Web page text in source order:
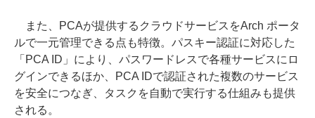
また、PCAが提供するクラウドサービスをArch ポータ
ルで一元管理できる点も特徴。パスキー認証に対応した
「PCA ID」により、パスワードレスで各種サービスにロ
グインできるほか、PCA IDで認証された複数のサービス
を安全につなぎ、タスクを自動で実行する仕組みも提供
される。